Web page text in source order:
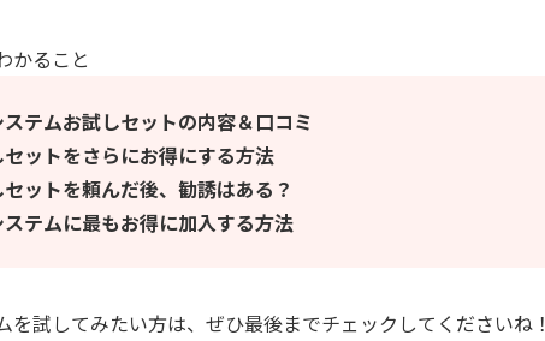
かること
テムお試しセットの内容＆口コミ
ットをさらにお得にする方法
ットを頼んだ後、勧誘はある？
テムに最もお得に加入する方法
を試してみたい方は、ぜひ最後までチェックしてくださいね！